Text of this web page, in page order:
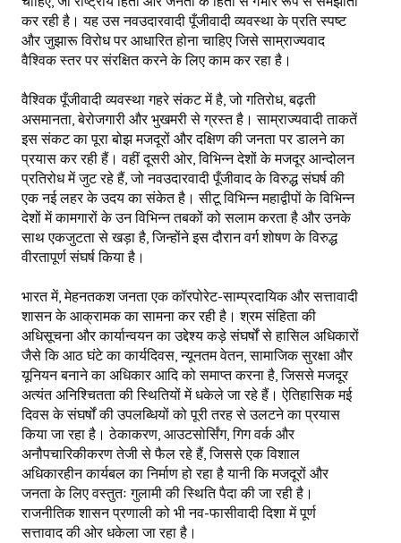
कर रही है। यह उस नवउदारवादी पूँजीवादी व्यवस्था के प्रति स्पष्ट
और जुझारू विरोध पर आधारित होना चाहिए जिसे साम्राज्यवाद
वैश्विक स्तर पर संरक्षित करने के लिए काम कर रहा है।
वैश्विक पूँजीवादी व्यवस्था गहरे संकट में है, जो गतिरोध, बढ़ती
असमानता, बेरोजगारी और भुखमरी से ग्रस्त है। साम्राज्यवादी ताकतें
इस संकट का पूरा बोझ मजदूरों और दक्षिण की जनता पर डालने का
प्रयास कर रही हैं। वहीं दूसरी ओर, विभिन्न देशों के मजदूर आन्दोलन
प्रतिरोध में जुट रहे हैं, जो नवउदारवादी पूँजीवाद के विरुद्ध संघर्ष की
एक नई लहर के उदय का संकेत है। सीटू विभिन्न महाद्वीपों के विभिन्न
देशों में कामगारों के उन विभिन्न तबकों को सलाम करता है और उनके
साथ एकजुटता से खड़ा है, जिन्होंने इस दौरान वर्ग शोषण के विरुद्ध
वीरतापूर्ण संघर्ष किया है।
भारत में, मेहनतकश जनता एक कॉरपोरेट-साम्प्रदायिक और सत्तावादी
शासन के आक्रामक का सामना कर रही है। श्रम संहिता की
अधिसूचना और कार्यान्वयन का उद्देश्य कड़े संघर्षों से हासिल अधिकारों
जैसे कि आठ घंटे का कार्यदिवस, न्यूनतम वेतन, सामाजिक सुरक्षा और
यूनियन बनाने का अधिकार आदि को समाप्त करना है, जिससे मजदूर
अत्यंत अनिश्चितता की स्थितियों में धकेले जा रहे हैं। ऐतिहासिक मई
दिवस के संघर्षों की उपलब्धियों को पूरी तरह से उलटने का प्रयास
किया जा रहा है। ठेकाकरण, आउटसोर्सिंग, गिग वर्क और
अनौपचारिकीकरण तेजी से फैल रहे हैं, जिससे एक विशाल
अधिकारहीन कार्यबल का निर्माण हो रहा है यानी कि मजदूरों और
जनता के लिए वस्तुतः गुलामी की स्थिति पैदा की जा रही है।
राजनीतिक शासन प्रणाली को भी नव-फासीवादी दिशा में पूर्ण
सत्तावाद की ओर धकेला जा रहा है।